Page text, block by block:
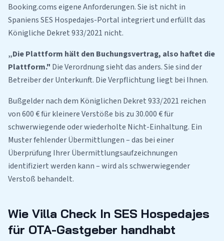
Booking.coms eigene Anforderungen. Sie ist nicht in
Spaniens SES Hospedajes-Portal integriert und erfüllt das
Königliche Dekret 933/2021 nicht.
„Die Plattform hält den Buchungsvertrag, also haftet die
Plattform." Die Verordnung sieht das anders. Sie sind der
Betreiber der Unterkunft. Die Verpflichtung liegt bei Ihnen.
Bußgelder nach dem Königlichen Dekret 933/2021 reichen
von 600 € für kleinere Verstöße bis zu 30.000 € für
schwerwiegende oder wiederholte Nicht-Einhaltung. Ein
Muster fehlender Übermittlungen – das bei einer
Überprüfung Ihrer Übermittlungsaufzeichnungen
identifiziert werden kann – wird als schwerwiegender
Verstoß behandelt.
Wie Villa Check In SES Hospedajes
für OTA-Gastgeber handhabt